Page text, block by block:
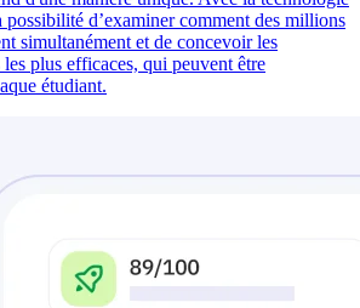
d’examiner comment des millions
simultanément et de concevoir les
plus efficaces, qui peuvent être
étudiant.